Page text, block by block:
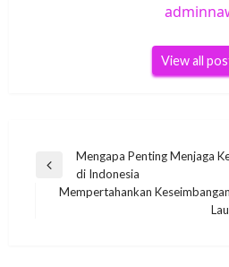
View all
Post
navigation
Previous
Mengapa Penting Menjaga
di Indonesia
Mempertahankan